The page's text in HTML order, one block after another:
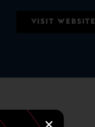
VISIT WEBSITE